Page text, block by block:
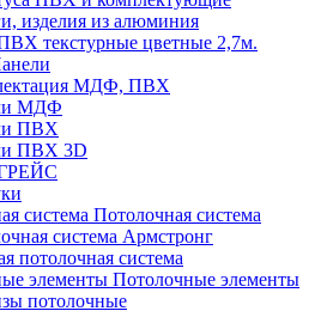
изделия из алюминия
текстурные цветные 2,7м.
МДФ, ПВХ
МДФ
ПВХ
ПВХ 3D
Потолочная система
система Армстронг
потолочная система
Потолочные элементы
потолочные